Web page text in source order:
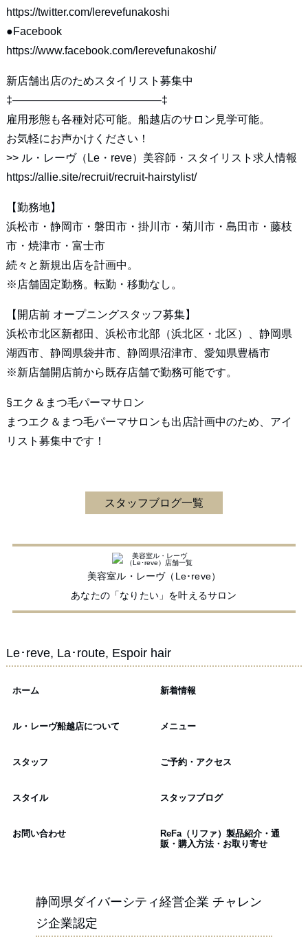
https://twitter.com/lerevefunakoshi
●Facebook
https://www.facebook.com/lerevefunakoshi/
新店舗出店のためスタイリスト募集中
‡—————————————–‡
雇用形態も各種対応可能。船越店のサロン見学可能。
お気軽にお声かけください！
>> ル・レーヴ（Le・reve）美容師・スタイリスト求人情報
https://allie.site/recruit/recruit-hairstylist/
【勤務地】
浜松市・静岡市・磐田市・掛川市・菊川市・島田市・藤枝
市・焼津市・富士市
続々と新規出店を計画中。
※店舗固定勤務。転勤・移動なし。
【開店前 オープニングスタッフ募集】
浜松市北区新都田、浜松市北部（浜北区・北区）、静岡県
湖西市、静岡県袋井市、静岡県沼津市、愛知県豊橋市
※新店舗開店前から既存店舗で勤務可能です。
§エク＆まつ毛パーマサロン
まつエク＆まつ毛パーマサロンも出店計画中のため、アイ
リスト募集中です！
スタッフブログ一覧
美容室ル・レーヴ（Le･reve）
あなたの「なりたい」を叶えるサロン
Le･reve, La･route, Espoir hair
ホーム 新着情報
ル・レーヴ船越店について メニュー
スタッフ ご予約・アクセス
スタイル スタッフブログ
お問い合わせ
ReFa（リファ）製品紹介・通
販・購入方法・お取り寄せ
静岡県ダイバーシティ経営企業 チャレン
ジ企業認定